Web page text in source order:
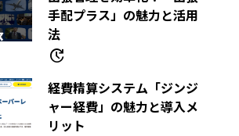
手配プラス」の魅力と活用
法
update
経費精算システム「ジンジ
ャー経費」の魅力と導入メ
リット